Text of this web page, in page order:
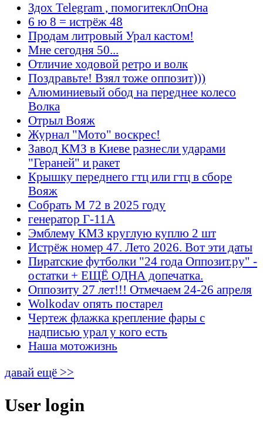
Здох Telegram , помогитеклОпОна
6 ю 8 = истрёж 48
Продам литровый Урал кастом!
Мне сегодня 50...
Отличие ходовой ретро и волк
Поздравьте! Взял тоже оппозит)))
Алюминиевый обод на переднее колесо
Волка
Отрыл Вояж
Журнал "Мото" воскрес!
Завод КМЗ в Киеве разнесли ударами
"Гераней" и ракет
Крышку переднего гтц или гтц в сборе
Вояж
Собрать М 72 в 2025 году
генератор Г-11А
Эмблему КМЗ круглую куплю 2 шт
Истрёж номер 47. Лето 2026. Вот эти даты
Пиратские футболки "24 года Оппозит.ру" -
остатки + ЕЩЁ ОДНА допечатка.
Оппозиту 27 лет!!! Отмечаем 24-26 апреля
Wolkodav опять постарел
Чертеж флажка крепление фары с
надписью урал у кого есть
Наша мотожизнь
давай ещё >>
User login